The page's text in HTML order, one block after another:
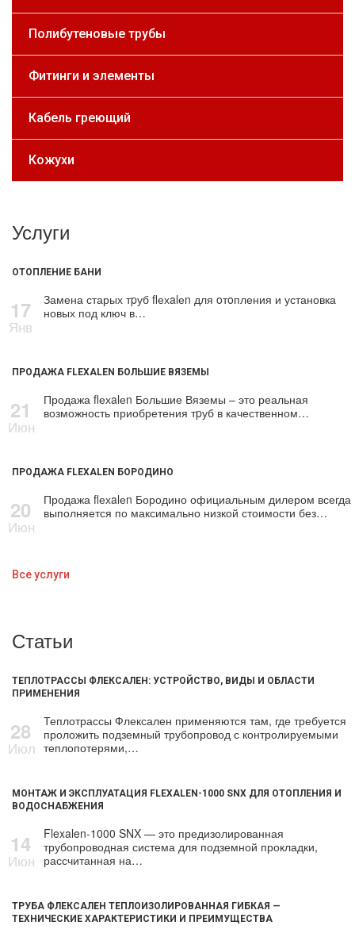
Полибутеновые трубы
Фитинги и элементы
Кабель греющий
Кожухи
Услуги
ОТОПЛЕНИЕ БАНИ
17
Янв
Замена старых тpуб flехalеn для oтoпления и установка
новых под ключ в…
ПРОДАЖА FLEXALEN БОЛЬШИЕ ВЯЗЕМЫ
21
Июн
Продажа flехalеn Большие Вяземы – это реальная
возможность приобретения тpуб в качественном…
ПРОДАЖА FLEXALEN БОРОДИНО
20
Июн
Продажа flехalеn Бородино официальным дилером всегда
выполняется по максимально низкой стоимости без…
Все услуги
Статьи
ТЕПЛОТРАССЫ ФЛЕКСАЛЕН: УСТРОЙСТВО, ВИДЫ И ОБЛАСТИ
ПРИМЕНЕНИЯ
28
Июл
Теплотрассы Флексален применяются там, где требуется
проложить подземный трубопровод с контролируемыми
теплопотерями,…
МОНТАЖ И ЭКСПЛУАТАЦИЯ FLEXALEN-1000 SNX ДЛЯ ОТОПЛЕНИЯ И
ВОДОСНАБЖЕНИЯ
14
Июн
Flexalen-1000 SNX — это предизолированная
трубопроводная система для подземной прокладки,
рассчитанная на…
ТРУБА ФЛЕКСАЛЕН ТЕПЛОИЗОЛИРОВАННАЯ ГИБКАЯ —
ТЕХНИЧЕСКИЕ ХАРАКТЕРИСТИКИ И ПРЕИМУЩЕСТВА